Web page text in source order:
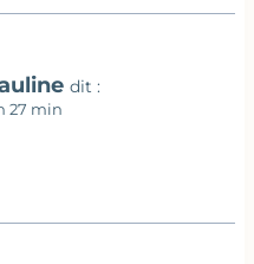
dit :
27 min